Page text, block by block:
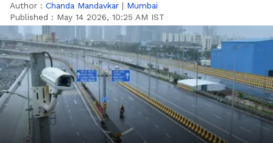
Author : Chanda Mandavkar | Mumbai
Published : May 14 2026, 10:25 AM IST